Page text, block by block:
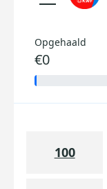
Opgehaald
€0
100